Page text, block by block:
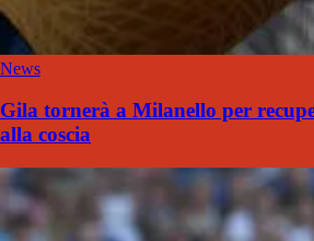
News
Gila tornerà a Milanello per
alla coscia